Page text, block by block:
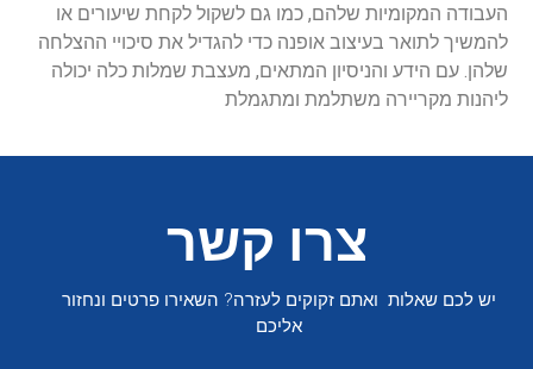
העבודה המקומיות שלהם, כמו גם לשקול לקחת שיעורים או
להמשיך לתואר בעיצוב אופנה כדי להגדיל את סיכויי ההצלחה
שלהן. עם הידע והניסיון המתאים, מעצבת שמלות כלה יכולה
ליהנות מקריירה משתלמת ומתגמלת
צרו קשר
יש לכם שאלות ואתם זקוקים לעזרה? השאירו פרטים ונחזור
אליכם